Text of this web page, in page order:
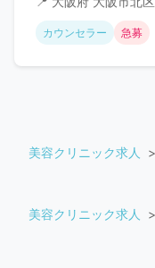
カウンセラー 急募
美容クリニック求人
美容クリニック求人